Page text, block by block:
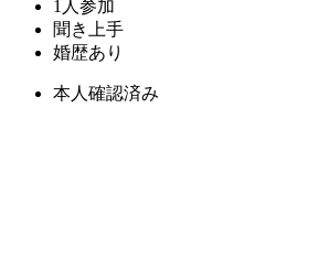
1人参加
聞き上手
婚歴あり
本人確認済み